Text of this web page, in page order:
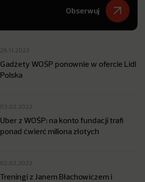
Obserwuj
29.11.2022
Gadżety WOŚP ponownie w ofercie Lidl
Polska
03.02.2022
Uber z WOŚP: na konto fundacji trafi
ponad ćwierć miliona złotych
02.02.2022
Treningi z Janem Błachowiczem i